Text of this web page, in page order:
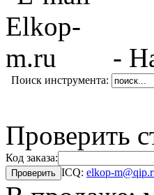
-
Поиск инструмента:
Проверить
Код заказа:
ICQ: elkop-